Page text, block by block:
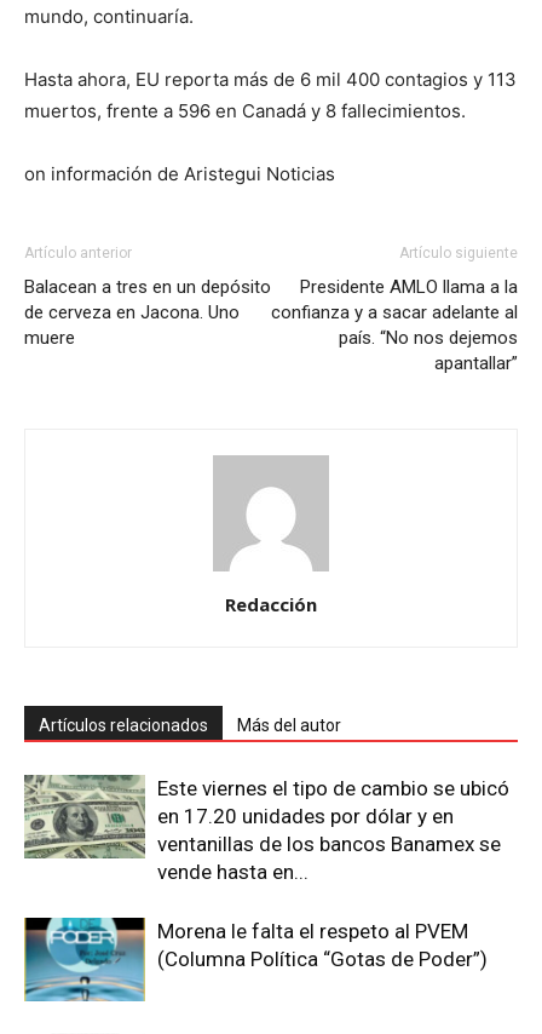
mundo, continuaría.
Hasta ahora, EU reporta más de 6 mil 400 contagios y 113
muertos, frente a 596 en Canadá y 8 fallecimientos.
on información de Aristegui Noticias
Artículo anterior
Balacean a tres en un depósito
de cerveza en Jacona. Uno
muere
Artículo siguiente
Presidente AMLO llama a la
confianza y a sacar adelante al
país. “No nos dejemos
apantallar”
Redacción
Artículos relacionados Más del autor
Este viernes el tipo de cambio se ubicó
en 17.20 unidades por dólar y en
ventanillas de los bancos Banamex se
vende hasta en...
Morena le falta el respeto al PVEM
(Columna Política “Gotas de Poder”)